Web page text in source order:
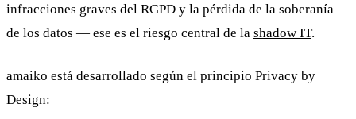
infracciones graves del RGPD y la pérdida de la soberanía
de los datos — ese es el riesgo central de la shadow IT.
amaiko está desarrollado según el principio Privacy by
Design: